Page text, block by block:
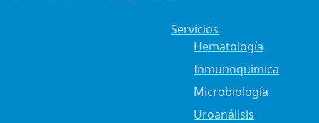
Servicios
Hematología
Inmunoquímica
Microbiología
Uroanálisis